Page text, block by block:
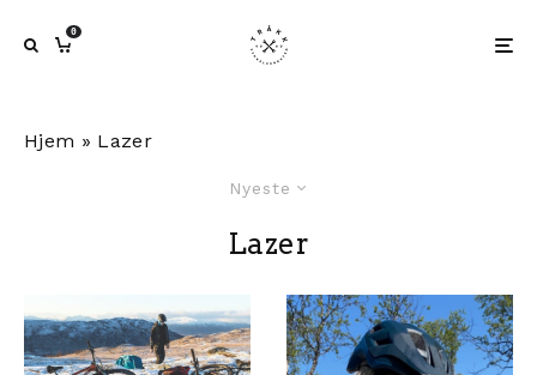
0
Hjem » Lazer
Nyeste
Lazer